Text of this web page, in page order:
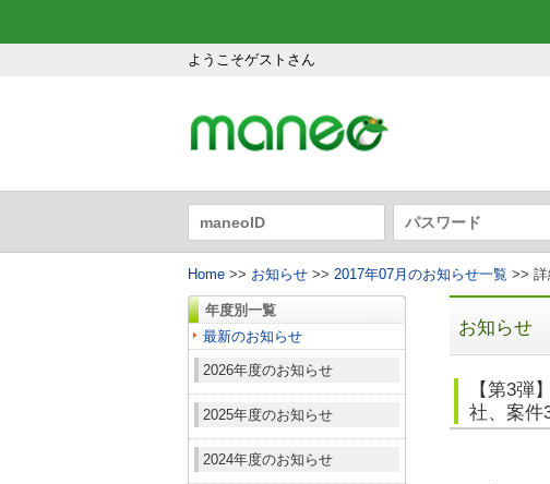
ようこそゲストさん
Home >> お知らせ >> 2017年07月のお知らせ一覧 >> 詳
年度別一覧
最新のお知らせ
2026年度のお知らせ
2025年度のお知らせ
2024年度のお知らせ
お知らせ
【第3弾
社、案件